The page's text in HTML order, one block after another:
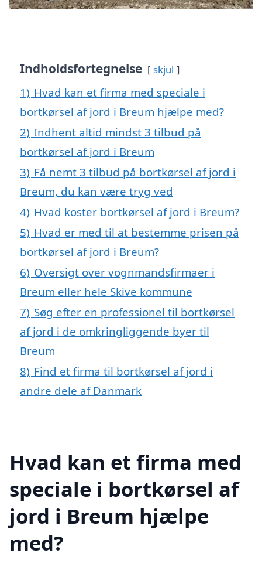
Indholdsfortegnelse skjul
1) Hvad kan et firma med speciale i
bortkørsel af jord i Breum hjælpe med?
2) Indhent altid mindst 3 tilbud på
bortkørsel af jord i Breum
3) Få nemt 3 tilbud på bortkørsel af jord i
Breum, du kan være tryg ved
4) Hvad koster bortkørsel af jord i Breum?
5) Hvad er med til at bestemme prisen på
bortkørsel af jord i Breum?
6) Oversigt over vognmandsfirmaer i
Breum eller hele Skive kommune
7) Søg efter en professionel til bortkørsel
af jord i de omkringliggende byer til
Breum
8) Find et firma til bortkørsel af jord i
andre dele af Danmark
Hvad kan et firma med
speciale i bortkørsel af
jord i Breum hjælpe
med?